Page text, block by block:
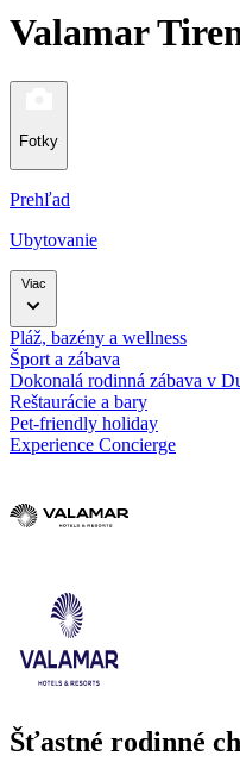
Valamar
Fotky
Prehľad
Ubytovanie
Viac
Pláž, bazény a wellness
Šport a zábava
Dokonalá rodinná zábava v
Reštaurácie a bary
Pet-friendly holiday
Experience Concierge
Šťastné rodinné